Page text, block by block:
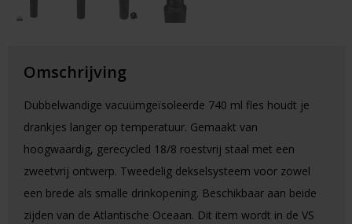
Omschrijving
Dubbelwandige vacuümgeïsoleerde 740 ml fles houdt je
drankjes langer op temperatuur. Gemaakt van
hoogwaardig, gerecycled 18/8 roestvrij staal met een
zweetvrij ontwerp. Tweedelig dekselsysteem voor zowel
een brede als smalle drinkopening. Beschikbaar aan beide
zijden van de Atlantische Oceaan. Dit item wordt in de VS